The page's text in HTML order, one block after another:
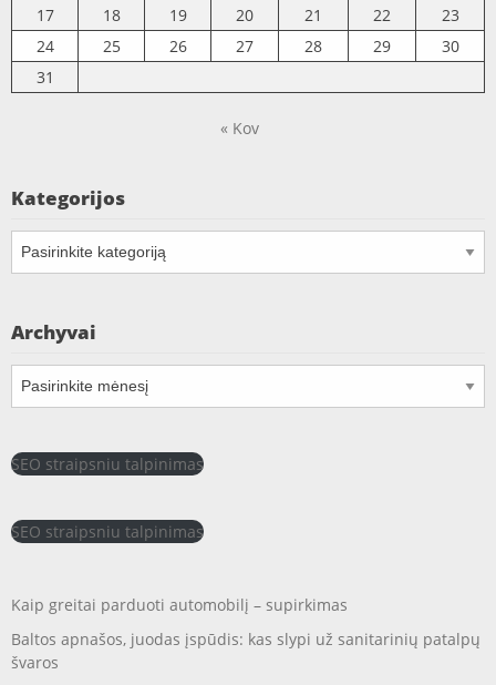
17 18 19 20 21 22
23
24
25 26 27 28 29
30
31
« Kov
Kategorijos
Kategorijos
Archyvai
Archyvai
SEO straipsniu talpinimas
SEO straipsniu talpinimas
Kaip greitai parduoti automobilį – supirkimas
Baltos apnašos, juodas įspūdis: kas slypi už sanitarinių patalpų
švaros